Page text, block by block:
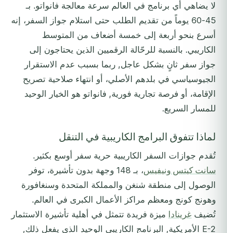
لا يضاهي أي برنامج في العالم سرعة معالجة فانواتو. بـ
45-60 يوماً من تقديم الطلب حتى استلام جواز السفر، إنه
أسرع بنحو أربعة إلى خمسة أضعاف من المتوسط
الكاريبي. بالنسبة للرحّالة الرقميين الذين يحتاجون إلى
جواز سفر ثانٍ بشكل عاجل, ربما بسبب عدم الاستقرار
الجيوسياسي في بلدهم الأصلي، أو انتهاء صلاحية تصريح
الإقامة، أو فرصة تجارية فورية, فانواتو هو الخيار الوحيد
للمسار السريع.
لماذا تتفوق البرامج الكاريبية في التنقل
تُقدم جوازات السفر الكاريبية حرية سفر أوسع بكثير.
سانت كيتس ونيفيس
، بـ 148 وجهة بدون تأشيرة، توفر
الوصول إلى منطقة شنغن والمملكة المتحدة وسنغافورة
وهونج كونج ومعظم مراكز الأعمال الكبرى في العالم.
تُضيف غرينادا ميزة فريدة تتمثل في أهلية تأشيرة الاستثمار
E-2 الأمريكية, البرنامج الكاريبي الوحيد الذي يفعل ذلك,